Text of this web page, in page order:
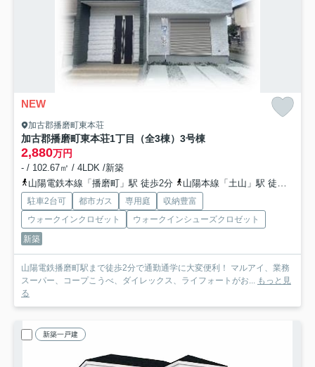
NEW
加古郡播磨町東本荘
加古郡播磨町東本荘1丁目（全3棟）3号棟
2,880万円
- / 102.67㎡ / 4LDK /新築
山陽電鉄本線「播磨町」駅 徒歩2分
山陽本線「土山」駅 徒歩31分
駐車2台可 都市ガス 専用庭
収納豊富
ウォークインクロゼット
ウォークインシューズクロゼット
新築
山陽電鉄播磨町駅まで徒歩2分で通勤通学に大変便利！ マルアイ、業務
スーパー、コープこうべ、ダイレックス、ライフォートがお... もっと見
る
新築一戸建